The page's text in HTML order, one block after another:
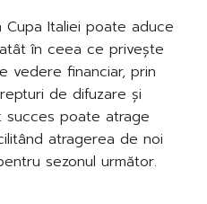
Italiei poate aduce
în ceea ce privește
vedere financiar, prin
de difuzare și
succes poate atrage
atragerea de noi
sezonul următor.